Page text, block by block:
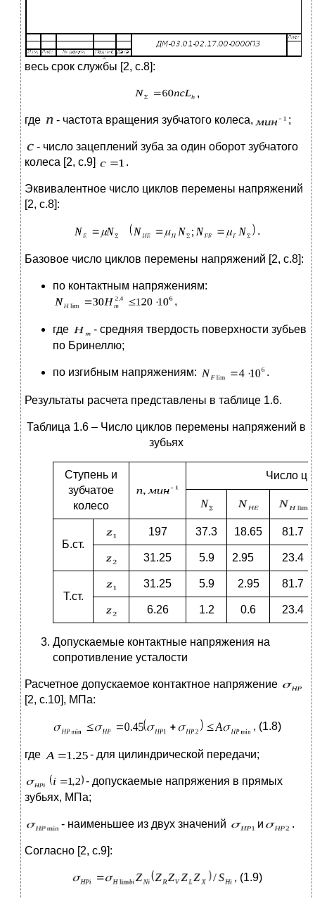
весь срок службы [2, с.8]:
,
где - частота вращения зубчатого колеса, ;
- число зацеплений зуба за один оборот зубчатого
колеса [2, с.9]
.
Эквивалентное число циклов перемены напряжений
[2, с.8]:
.
Базовое число циклов перемены напряжений [2, с.8]:
по контактным напряжениям:
,
где
- средняя твердость поверхности зубьев
по Бринеллю;
по изгибным напряжениям: .
Результаты расчета представлены в таблице 1.6.
Таблица 1.6 – Число циклов перемены напряжений в
зубьях
Ступень и
зубчатое
колесо
Число
Б.ст.
197 37.3 18.65 81.7
31.25 5.9 2.95 23.4
Т.ст.
31.25 5.9 2.95 81.7
6.26 1.2 0.6 23.4
Допускаемые контактные напряжения на
сопротивление усталости
Расчетное допускаемое контактное напряжение
[2, с.10], МПа:
, (1.8)
где - для цилиндрической передачи;
- допускаемые напряжения в прямых
зубьях, МПа;
- наименьшее из двух значений и .
Согласно [2, с.9]:
, (1.9)